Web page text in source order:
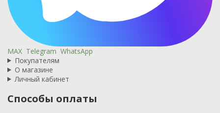
MAX Telegram WhatsApp
Покупателям
О магазине
Личный кабинет
Способы оплаты